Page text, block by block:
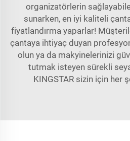
organizatörlerin
sunarken, en iyi kaliteli
fiyatlandırma yaparlar!
çantaya ihtiyaç duyan
olun ya da makyinelerinizi
tutmak isteyen sürekli
KINGSTAR sizin için her